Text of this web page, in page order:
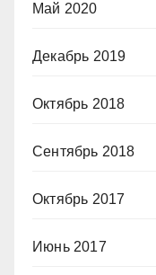
Май 2020
Декабрь 2019
Октябрь 2018
Сентябрь 2018
Октябрь 2017
Июнь 2017